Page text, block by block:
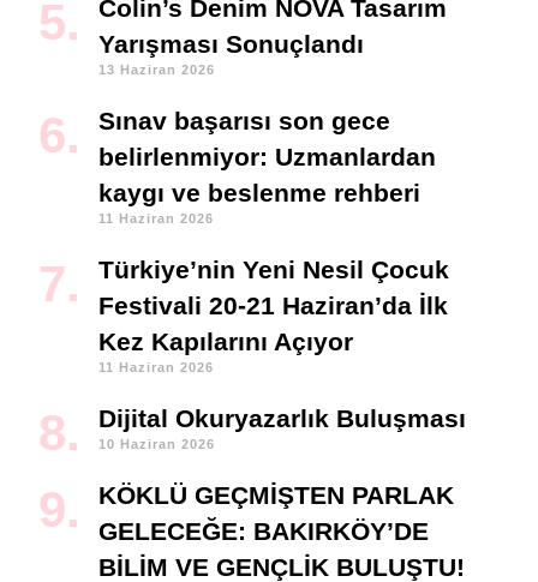
Colin’s Denim NOVA Tasarım
Yarışması Sonuçlandı
13 Haziran 2026
Sınav başarısı son gece
belirlenmiyor: Uzmanlardan
kaygı ve beslenme rehberi
11 Haziran 2026
Türkiye’nin Yeni Nesil Çocuk
Festivali 20-21 Haziran’da İlk
Kez Kapılarını Açıyor
11 Haziran 2026
Dijital Okuryazarlık Buluşması
10 Haziran 2026
KÖKLÜ GEÇMİŞTEN PARLAK
GELECEĞE: BAKIRKÖY’DE
BİLİM VE GENÇLİK BULUŞTU!